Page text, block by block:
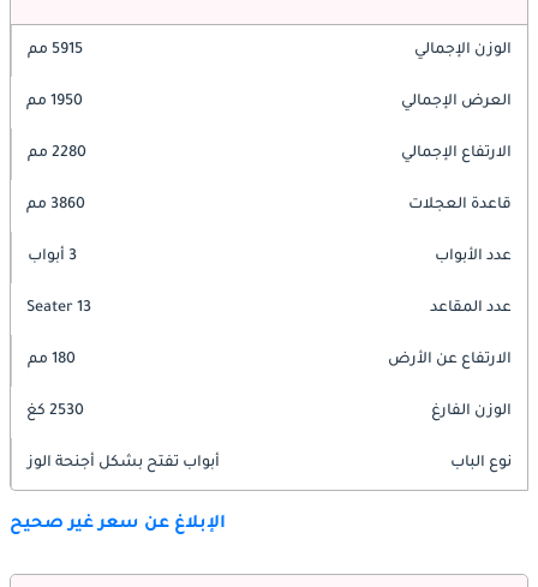
الوزن الإجمالي 5915 مم
العرض الإجمالي 1950 مم
الارتفاع الإجمالي 2280 مم
قاعدة العجلات 3860 مم
عدد الأبواب 3 أبواب
عدد المقاعد 13 Seater
الارتفاع عن الأرض 180 مم
الوزن الفارغ 2530 كغ
نوع الباب أبواب تفتح بشكل أجنحة الوز
الإبلاغ عن سعر غير صحيح